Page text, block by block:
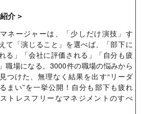
介＞
ネージャーは、「少しだけ演技」す
て「演じること」を選べば、「部下に
る」「会社に評価される」「自分も疲
職場になる。3000件の職場の悩みから
つけた、無理なく結果を出す“リーダ
まい”を一挙公開！自分も部下も疲れ
トレスフリーなマネジメントのすべ